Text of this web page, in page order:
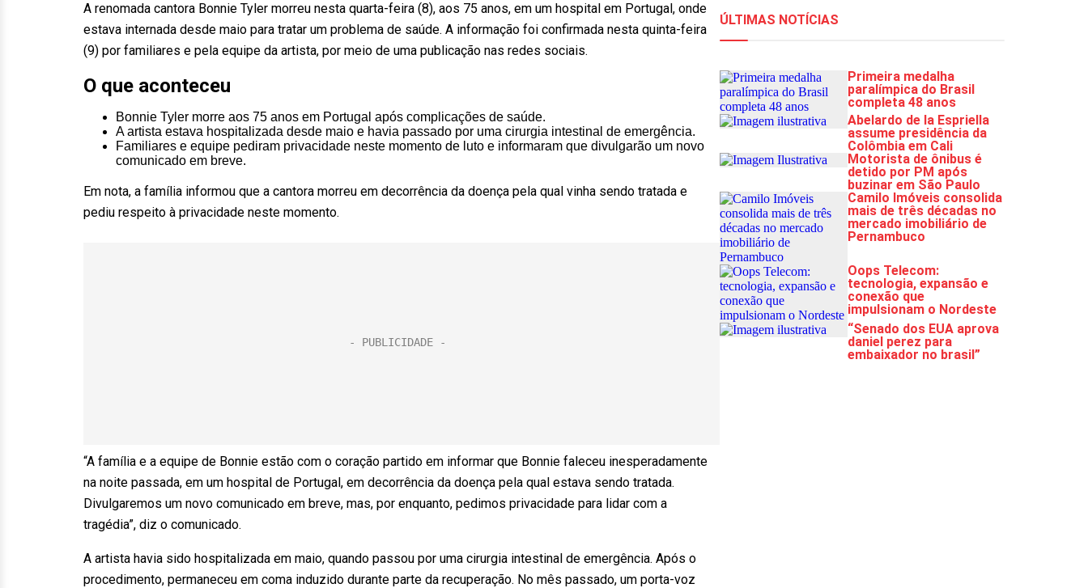
A renomada cantora Bonnie Tyler morreu nesta quarta-feira (8), aos 75 anos, em um hospital em Portugal, onde
estava internada desde maio para tratar um problema de saúde. A informação foi confirmada nesta quinta-feira
(9) por familiares e pela equipe da artista, por meio de uma publicação nas redes sociais.
O que aconteceu
Bonnie Tyler morre aos 75 anos em Portugal após complicações de saúde.
A artista estava hospitalizada desde maio e havia passado por uma cirurgia intestinal de emergência.
Familiares e equipe pediram privacidade neste momento de luto e informaram que divulgarão um novo
comunicado em breve.
Em nota, a família informou que a cantora morreu em decorrência da doença pela qual vinha sendo tratada e
pediu respeito à privacidade neste momento.
“A família e a equipe de Bonnie estão com o coração partido em informar que Bonnie faleceu inesperadamente
na noite passada, em um hospital de Portugal, em decorrência da doença pela qual estava sendo tratada.
Divulgaremos um novo comunicado em breve, mas, por enquanto, pedimos privacidade para lidar com a
tragédia”, diz o comunicado.
A artista havia sido hospitalizada em maio, quando passou por uma cirurgia intestinal de emergência. Após o
procedimento, permaneceu em coma induzido durante parte da recuperação. No mês passado, um porta-voz